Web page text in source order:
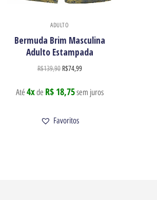
ADULTO
Bermuda Brim Masculina
Adulto Estampada
R$139,90 R$74,99
Até 4xde R$ 18,75sem juros
Favoritos